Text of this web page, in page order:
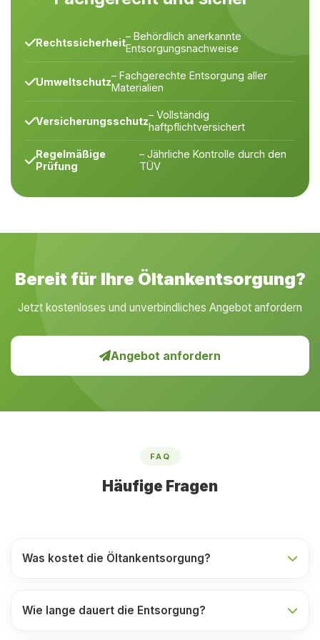
Rechtssicherheit– Behördlich anerkannte
Entsorgungsnachweise
Umweltschutz– Fachgerechte Entsorgung aller
Materialien
Versicherungsschutz– Vollständig
haftpflichtversichert
Regelmäßige
Prüfung
– Jährliche Kontrolle durch den
TÜV
Bereit für Ihre Öltankentsorgung?
Jetzt kostenloses und unverbindliches Angebot anfordern
Angebot anfordern
FAQ
Häufige Fragen
Was kostet die Öltankentsorgung?
Wie lange dauert die Entsorgung?